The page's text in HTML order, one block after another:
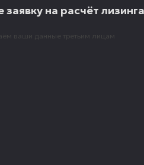
заявку на расчёт лизинга
ваши данные третьим лицам